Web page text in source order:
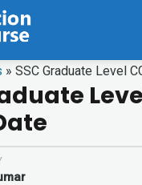
» SSC Graduate Level